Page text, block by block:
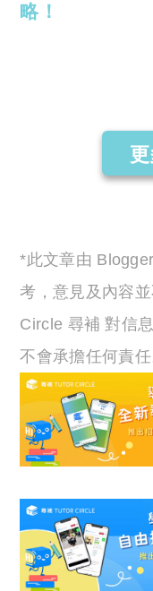
略！
*此文章由
考，意見及內容
Circle 尋補 對信
不會承擔任何責任